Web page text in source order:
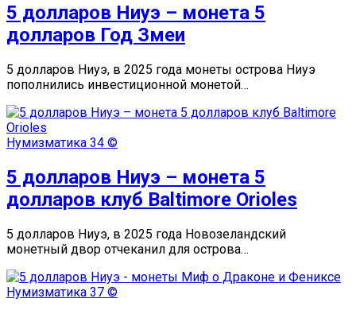
5 долларов Ниуэ – монета 5
долларов Год Змеи
5 долларов Ниуэ, в 2025 года монеты острова Ниуэ
пополнились инвестиционной монетой…
Нумизматика 34 ©
5 долларов Ниуэ – монета 5
долларов клуб Baltimore Orioles
5 долларов Ниуэ, в 2025 года Новозеландский
монетный двор отчеканил для острова…
Нумизматика 37 ©